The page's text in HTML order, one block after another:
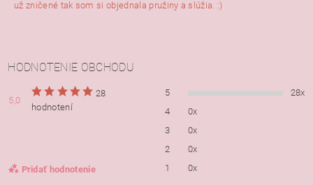
už zničené tak som si objednala pružiny a slúžia. :)
HODNOTENIE OBCHODU
5,0
28
hodnotení
Pridať hodnotenie
5
28x
4
0x
3
0x
2
0x
1
0x